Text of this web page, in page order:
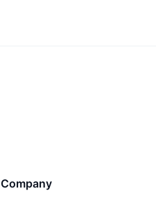
Company